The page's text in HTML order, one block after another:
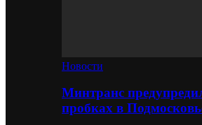
Новости
Минтранс
пробках в